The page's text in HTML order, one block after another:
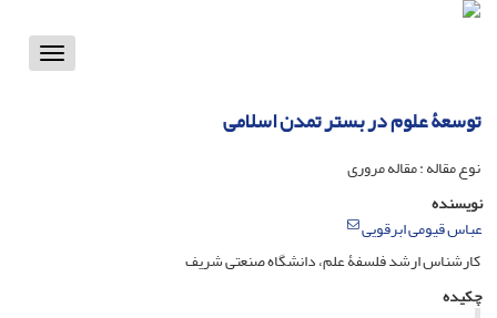
Toggle
توسعۀ علوم در بستر تمدن اسلامی
نوع مقاله : مقاله مروری
نویسنده
عباس قیومی ابرقویی
کارشناس ارشد فلسفۀ علم، دانشگاه صنعتی شریف
چکیده